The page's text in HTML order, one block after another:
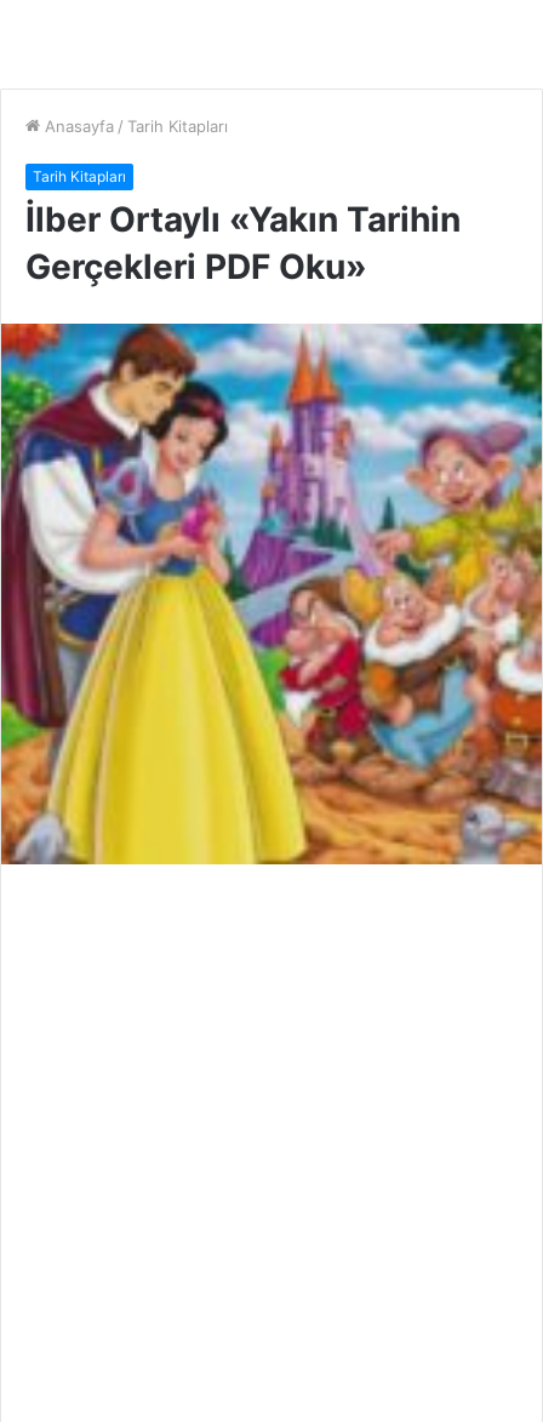
Anasayfa / Tarih Kitapları
Tarih Kitapları
İlber Ortaylı «Yakın Tarihin
Gerçekleri PDF Oku»